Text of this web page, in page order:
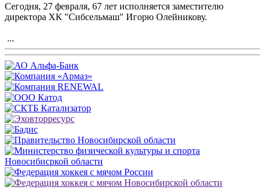
Сегодня, 27 февраля, 67 лет исполняется заместителю
директора ХК "Сибсельмаш" Игорю Олейникову.
...